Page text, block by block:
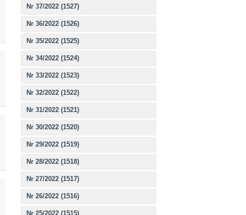
Nr 37/2022 (1527)
Nr 36/2022 (1526)
Nr 35/2022 (1525)
Nr 34/2022 (1524)
Nr 33/2022 (1523)
Nr 32/2022 (1522)
Nr 31/2022 (1521)
Nr 30/2022 (1520)
Nr 29/2022 (1519)
Nr 28/2022 (1518)
Nr 27/2022 (1517)
Nr 26/2022 (1516)
Nr 25/2022 (1515)